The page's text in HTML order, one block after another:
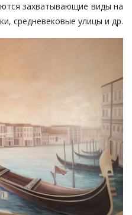
захватывающие виды на
средневековые улицы и др.